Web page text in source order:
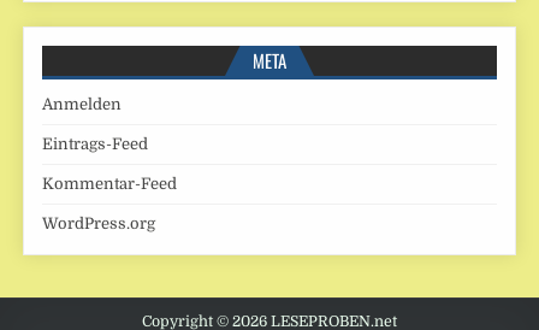
META
Anmelden
Eintrags-Feed
Kommentar-Feed
WordPress.org
Copyright © 2026 LESEPROBEN.net